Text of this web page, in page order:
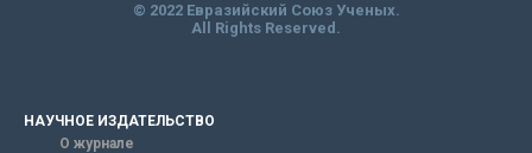
© 2022 Евразийский Союз Ученых.
All Rights Reserved.
НАУЧНОЕ ИЗДАТЕЛЬСТВО
О журнале